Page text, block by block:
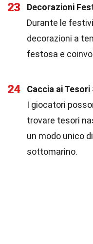
23
Decorazioni
Durante le
decorazioni a
festosa e
24
Caccia ai
I giocatori
trovare tesori
un modo unico
sottomarino.